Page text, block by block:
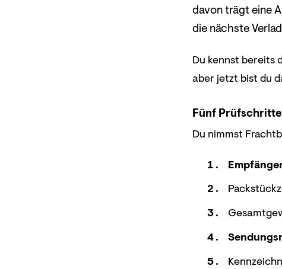
davon trägt eine
die nächste
Du kennst bereits
aber jetzt bist du
Fünf
Du nimmst